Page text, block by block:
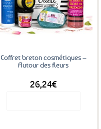
Ajouter
aux
favoris
Coffret breton cosmétiques –
Autour des fleurs
26,24€